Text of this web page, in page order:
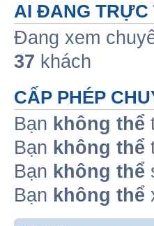
AI ĐANG TRỰC
Đang xem
37 khách
CẤP PHÉP
Bạn không thể
Bạn không thể
Bạn không thể
Bạn không thể